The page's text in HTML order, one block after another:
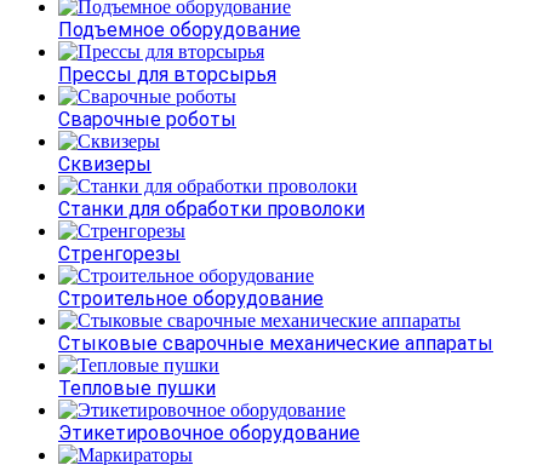
Подъемное оборудование
Прессы для вторсырья
Сварочные роботы
Сквизеры
Станки для обработки проволоки
Стренгорезы
Строительное оборудование
Стыковые сварочные механические аппараты
Тепловые пушки
Этикетировочное оборудование